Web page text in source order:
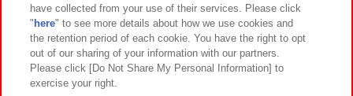
関連会社 サステナビリティ サイトポリシー
プライバシーポリシー ウェブアクセシビリティ方針と検証結果
お取引先さまとともに
have collected from your use of their services. Please click
" here" to see more details about how we use cookies and
the retention period of each cookie. You have the right to opt
out of our sharing of your information with our partners.
Please click [Do Not Share My Personal Information] to
exercise your right.